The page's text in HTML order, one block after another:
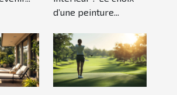
d’une peinture...